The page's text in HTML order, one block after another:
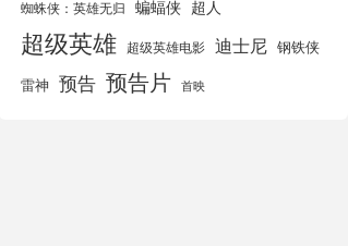
蜘蛛侠：英雄无归 蝙蝠侠 超人
超级英雄 超级英雄电影 迪士尼 钢铁侠
雷神 预告 预告片 首映